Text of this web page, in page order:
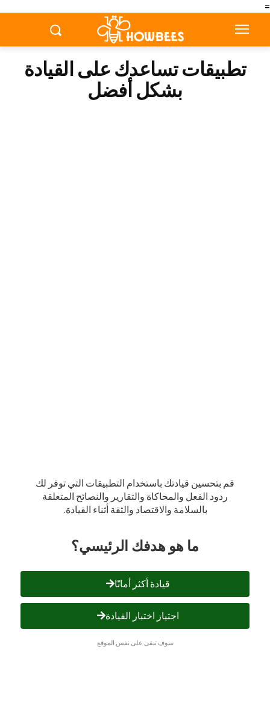
=
تطبيقات تساعدك على القيادة
بشكل أفضل
قم بتحسين قيادتك باستخدام التطبيقات التي توفر لك
ردود الفعل والمحاكاة والتقارير والنصائح المتعلقة
بالسلامة والاقتصاد والثقة أثناء القيادة.
ما هو هدفك الرئيسي؟
قيادة أكثر أمانًا
اجتياز اختبار القيادة
سوف تبقى على نفس الموقع